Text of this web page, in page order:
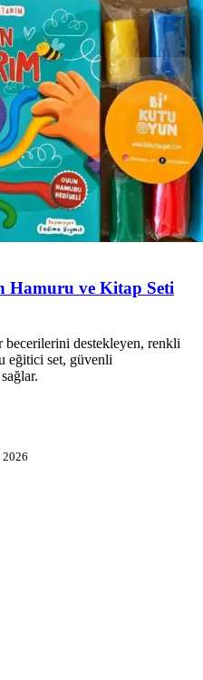
Hamuru ve Kitap Seti
becerilerini destekleyen, renkli
eğitici set, güvenli
2026